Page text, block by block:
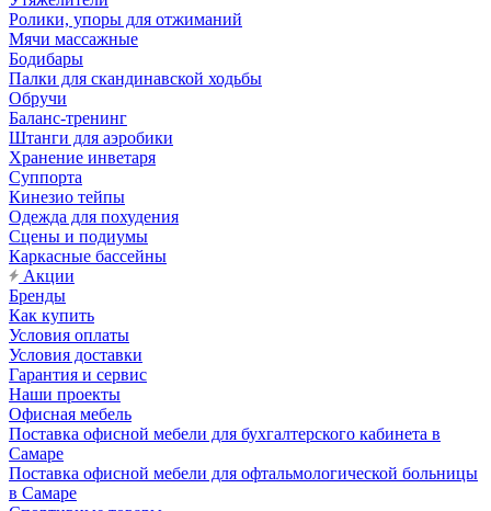
Ролики, упоры для отжиманий
Мячи массажные
Бодибары
Палки для скандинавской ходьбы
Обручи
Баланс-тренинг
Штанги для аэробики
Хранение инветаря
Суппорта
Кинезио тейпы
Одежда для похудения
Сцены и подиумы
Каркасные бассейны
Акции
Бренды
Как купить
Условия оплаты
Условия доставки
Гарантия и сервис
Наши проекты
Офисная мебель
Поставка офисной мебели для бухгалтерского кабинета в
Самаре
Поставка офисной мебели для офтальмологической больницы
в Самаре